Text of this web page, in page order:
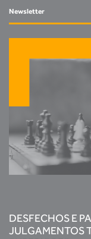
Newsletter
DESFECHOS E
JULGAMENTOS